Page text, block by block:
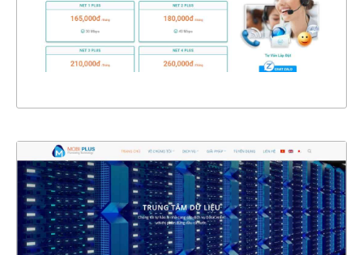
CHI TIẾT
XEM THỰC TẾ